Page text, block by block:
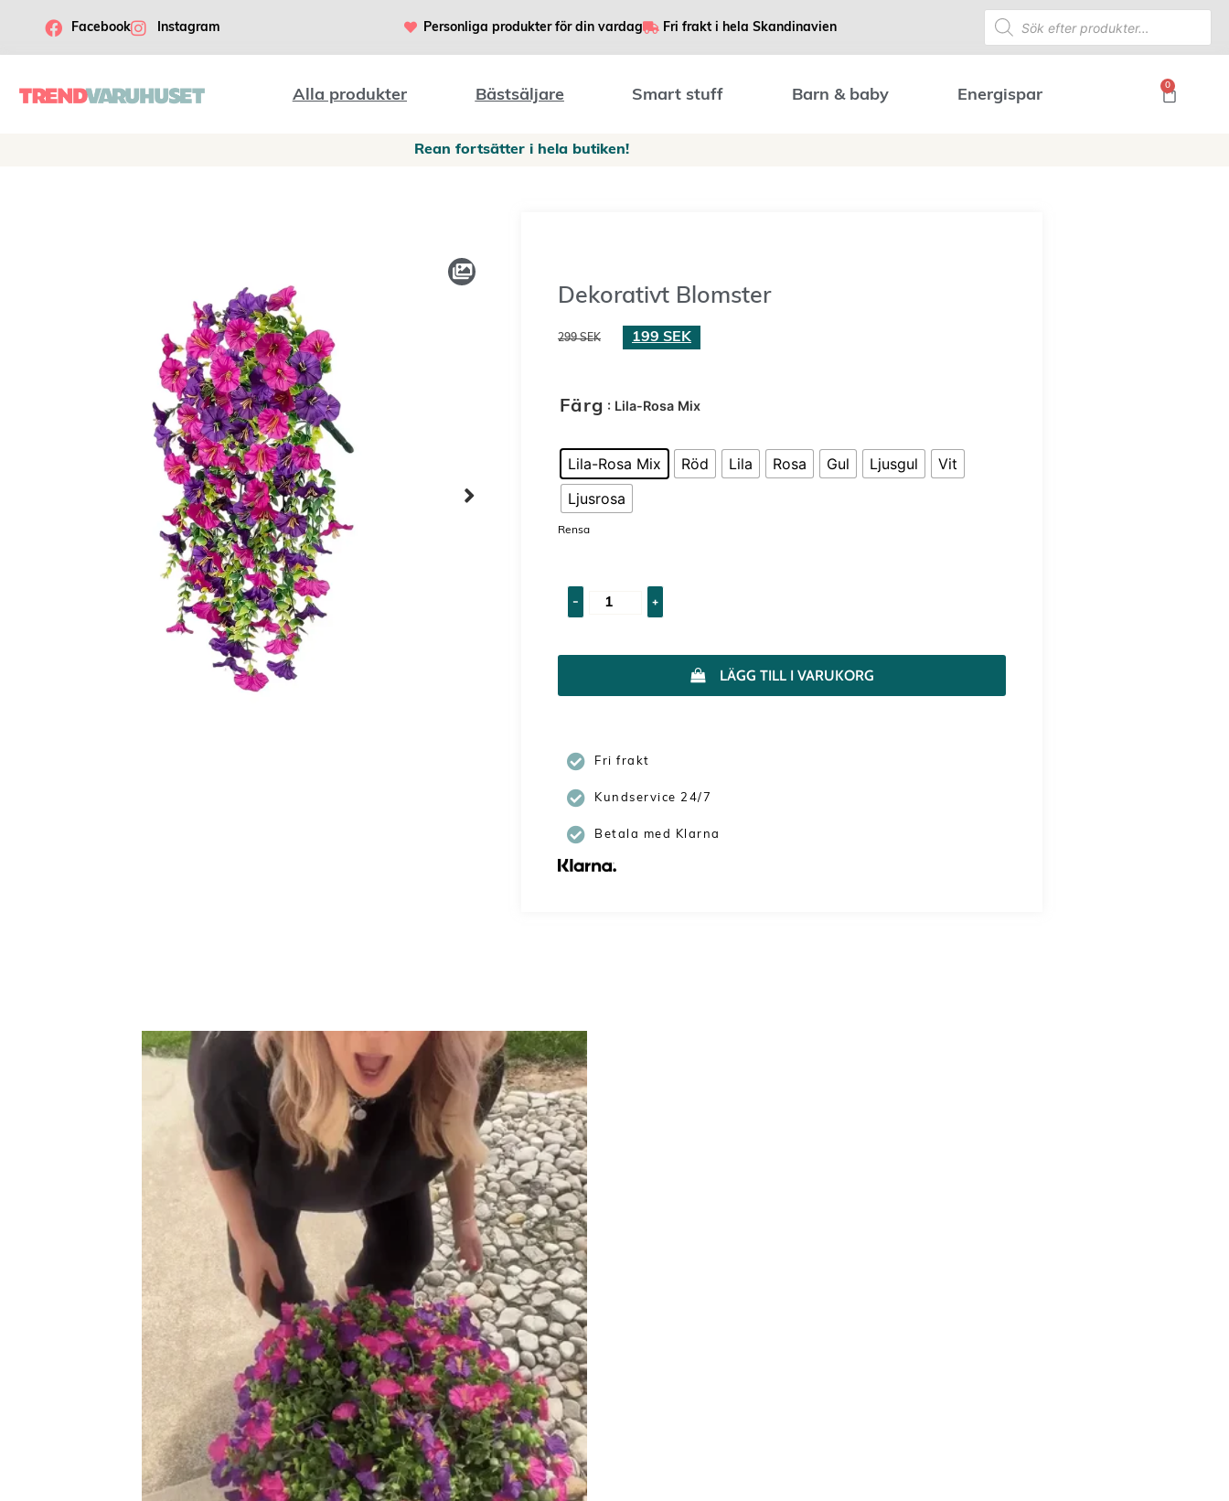
Facebook Instagram Personliga produkter för din vardag Fri frakt i hela Skandinavien
Alla produkter Bästsäljare Smart stuff Barn & baby Energispar
0
Rean fortsätter i hela butiken!
Dekorativt Blomster
299SEK 199 SEK
Färg : Lila-Rosa Mix
Lila-Rosa Mix Röd Lila Rosa Gul Ljusgul
Vit
Ljusrosa
Rensa
- +
LÄGG TILL I VARUKORG
Fri frakt
Kundservice 24/7
Betala med Klarna